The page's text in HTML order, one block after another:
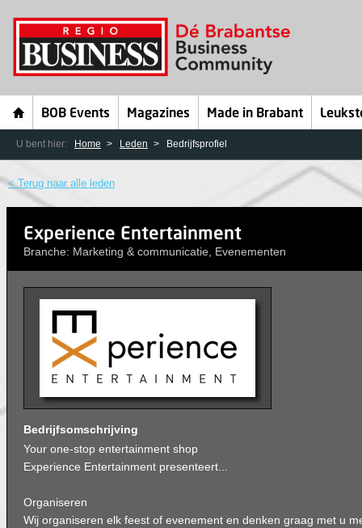
BOB Events Magazines Made in Brabant
U bent hier: Home Leden Bedrijfsprofiel
< Terug naar alle leden
Experience Entertainment
Branche: Marketing & communicatie, Evenementen
Bedrijfsomschrijving
Your one-stop entertainment shop
Experience Entertainment presenteert...
Organiseren
Wij organiseren elk feest of evenement en denken graag met u